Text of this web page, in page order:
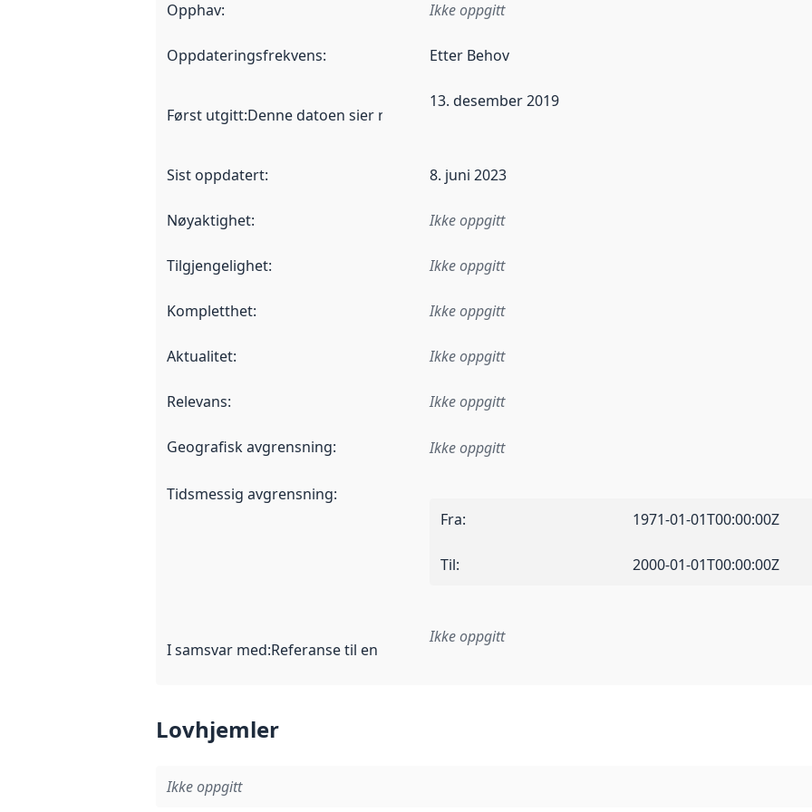
Opphav: Ikke oppgitt
Oppdateringsfrekvens: Etter Behov
Først utgitt:Denne datoen sier når dataene i dette datasettet første gang ble utgitt. Det kan
13. desember 2019
Sist oppdatert: 8. juni 2023
Nøyaktighet: Ikke oppgitt
Tilgjengelighet: Ikke oppgitt
Kompletthet: Ikke oppgitt
Aktualitet: Ikke oppgitt
Relevans: Ikke oppgitt
Geografisk avgrensning: Ikke oppgitt
Tidsmessig avgrensning:
Fra: 1971-01-01T00:00:00Z
Til: 2000-01-01T00:00:00Z
I samsvar med:Referanse til en implementasjonsregel eller annen spesifikasjon, som ligger
Ikke oppgitt
Lovhjemler
Ikke oppgitt